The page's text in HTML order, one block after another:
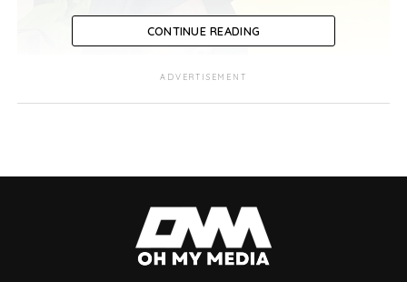
CONTINUE READING
ADVERTISEMENT